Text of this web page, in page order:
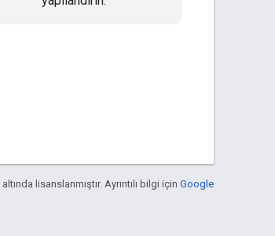
altında lisanslanmıştır. Ayrıntılı bilgi için Google